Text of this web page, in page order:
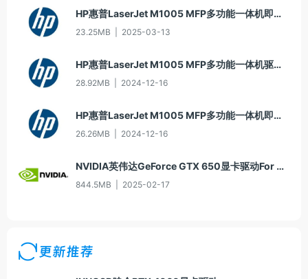
HP惠普LaserJet M1005 MFP多功能一体机即插即用驱动20070326版For Win7
23.25MB 2025-03-13
HP惠普LaserJet M1005 MFP多功能一体机驱动20060913版For Win2000/XP
28.92MB 2024-12-16
HP惠普LaserJet M1005 MFP多功能一体机即插即用驱动20070326版For Vista
26.26MB 2024-12-16
NVIDIA英伟达GeForce GTX 650显卡驱动For Win10-64
844.5MB 2025-02-17
更新推荐